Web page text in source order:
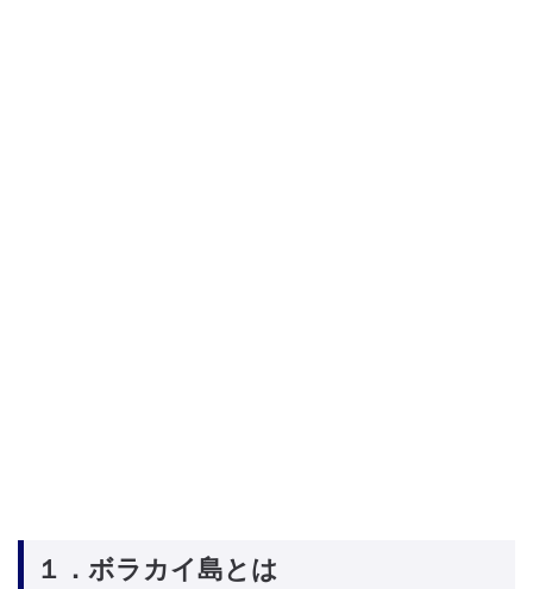
１．ボラカイ島とは